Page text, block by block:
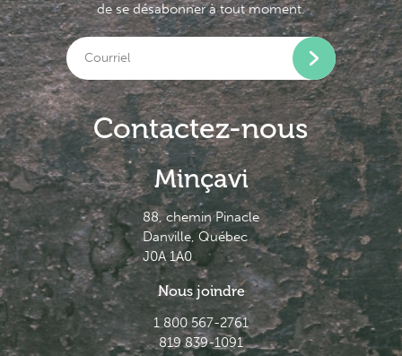
de se désabonner à tout moment.
Contactez-nous
Minçavi
88, chemin Pinacle
Danville, Québec
J0A 1A0
Nous joindre
1 800 567-2761
819 839-1091